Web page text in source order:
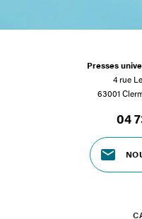
Presses
4 rue
63001
04